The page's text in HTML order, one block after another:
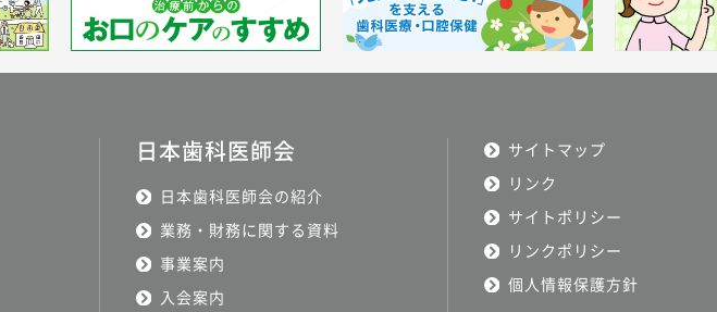
日本歯科医師会
日本歯科医師会の紹介
業務・財務に関する資料
事業案内
入会案内
サイトマップ
リンク
サイトポリシー
リンクポリシー
個人情報保護方針